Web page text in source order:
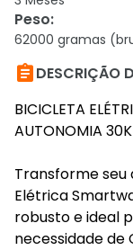
Peso:
62000 gramas
DESCRIÇÃO
BICICLETA
AUTONOMIA
Transforme
Elétrica
robusto e ideal
necessidade de